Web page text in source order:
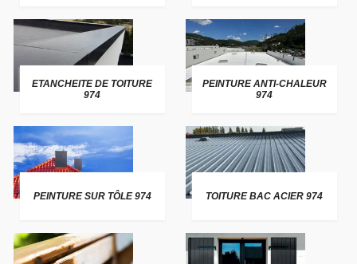
ETANCHEITE DE TOITURE
974
PEINTURE ANTI-CHALEUR
974
PEINTURE SUR TÔLE 974 TOITURE BAC ACIER 974